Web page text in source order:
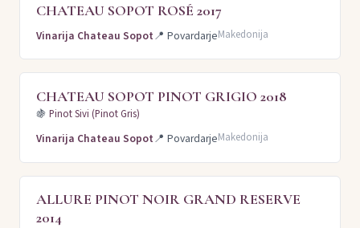
CHATEAU SOPOT ROSÉ 2017
Vinarija Chateau Sopot📍 PovardarjeMakedonija
CHATEAU SOPOT PINOT GRIGIO 2018
🍇 Pinot Sivi (Pinot Gris)
Vinarija Chateau Sopot📍 PovardarjeMakedonija
ALLURE PINOT NOIR GRAND RESERVE
2014